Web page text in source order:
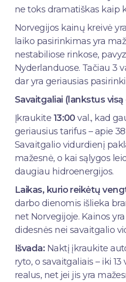
ne toks dramatiškas kaip
Norvegijos kainų kreivė
laiko pasirinkimas yra
nestabiliose rinkose,
Nyderlanduose. Tačiau 3
dar yra geriausias
Savaitgaliai (lankstus visą
Įkraukite 13:00val., kad
geriausius tarifus – apie
Savaitgalio vidurdienį
mažesnė, o kai sąlygos
daugiau hidroenergijos.
Laikas, kurio reikėtų
darbo dienomis išlieka
net Norvegijoje. Kainos
didesnės nei savaitgalio
Išvada: Naktį įkraukite
ryto, o savaitgaliais – iki 13
realus, net jei jis yra